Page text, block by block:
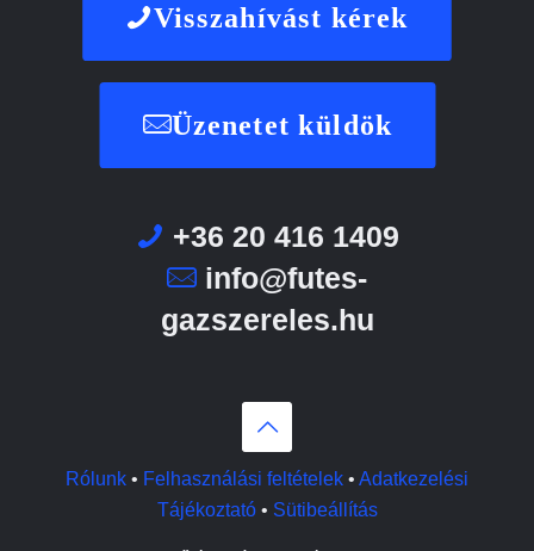
Visszahívást kérek
Üzenetet küldök
+36 20 416 1409
info@futes-
gazszereles.hu
Rólunk • Felhasználási feltételek • Adatkezelési
Tájékoztató• Sütibeállítás